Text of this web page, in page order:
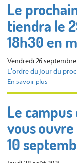
11
2025
-
vous
à
devant
Mairie
Le
tiendra le
18h30 en
Vendredi 26 septembre
L'ordre du jour du
En savoir plus
Le
conseil
municipal
se
tiendra
Le
vous
10